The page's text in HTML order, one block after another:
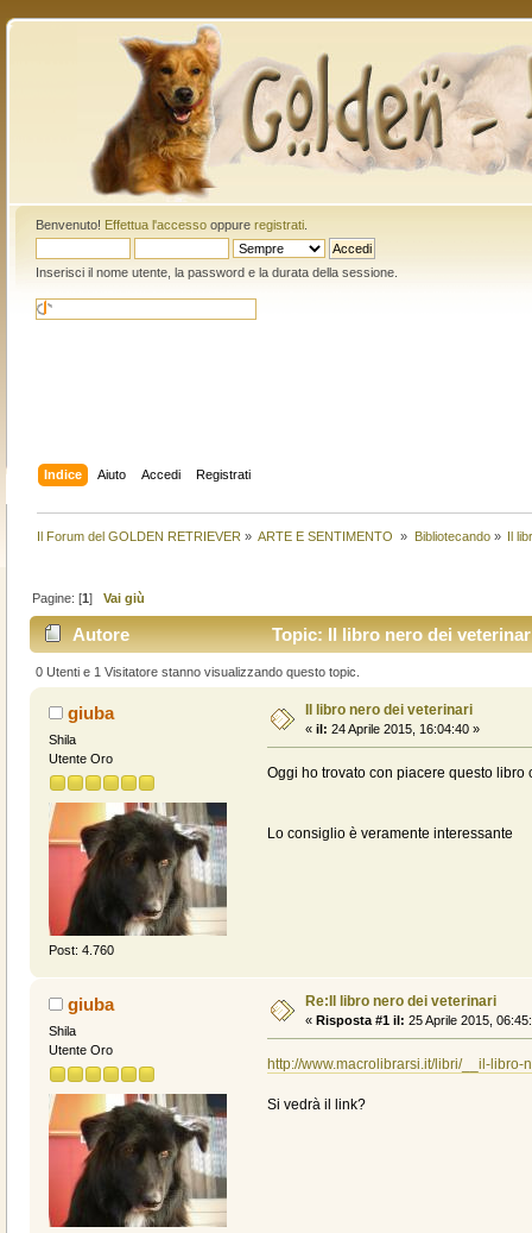
Benvenuto! Effettua l'accessooppure registrati.
Inserisci il nome utente, la password e la durata della sessione.
Indice Aiuto Accedi Registrati
Il Forum del GOLDEN RETRIEVER » ARTE E SENTIMENTO » Bibliotecando» Il
Pagine: [1]Vai giù
Autore Topic: Il libro nero dei
0 Utenti e 1 Visitatore stanno visualizzando questo topic.
giuba
Shila
Utente Oro
Post: 4.760
Il libro nero dei veterinari
« il: 24 Aprile 2015, 16:04:40 »
Oggi ho trovato con piacere questo
Lo consiglio è veramente interessante
giuba
Shila
Utente Oro
Re:Il libro nero dei veterinari
« Risposta #1 il: 25 Aprile 2015,
http://www.macrolibrarsi.it/libri/__il-
Si vedrà il link?